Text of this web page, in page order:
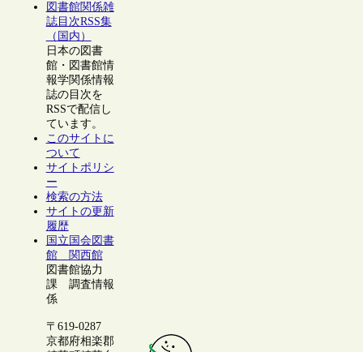
図書館関係雑
誌目次RSS集
（国内）
日本の図書
館・図書館情
報学関係情報
誌の目次を
RSSで配信し
ています。
このサイトに
ついて
サイトポリシ
ー
検索の方法
サイトの更新
履歴
国立国会図書
館 関西館
図書館協力
課 調査情報
係
〒619-0287
京都府相楽郡